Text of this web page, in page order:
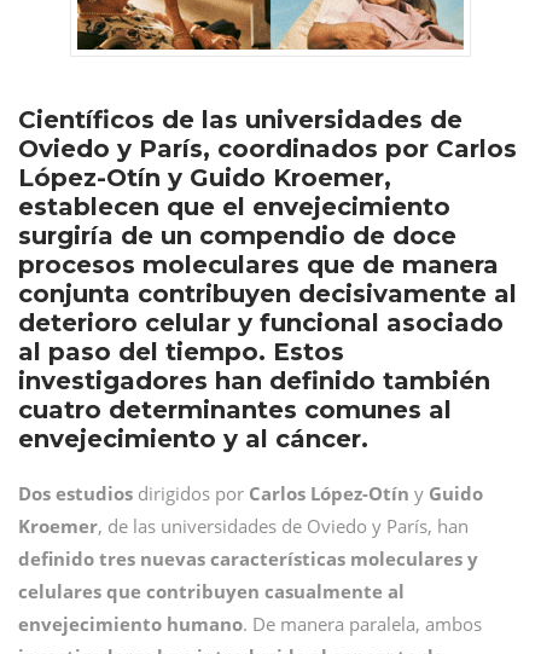
Científicos de las universidades de
Oviedo y París, coordinados por Carlos
López-Otín y Guido Kroemer,
establecen que el envejecimiento
surgiría de un compendio de doce
procesos moleculares que de manera
conjunta contribuyen decisivamente al
deterioro celular y funcional asociado
al paso del tiempo. Estos
investigadores han definido también
cuatro determinantes comunes al
envejecimiento y al cáncer.
Dos estudios dirigidos por Carlos López-Otín y Guido
Kroemer, de las universidades de Oviedo y París, han
definido tres nuevas características moleculares y
celulares que contribuyen casualmente al
envejecimiento humano. De manera paralela, ambos